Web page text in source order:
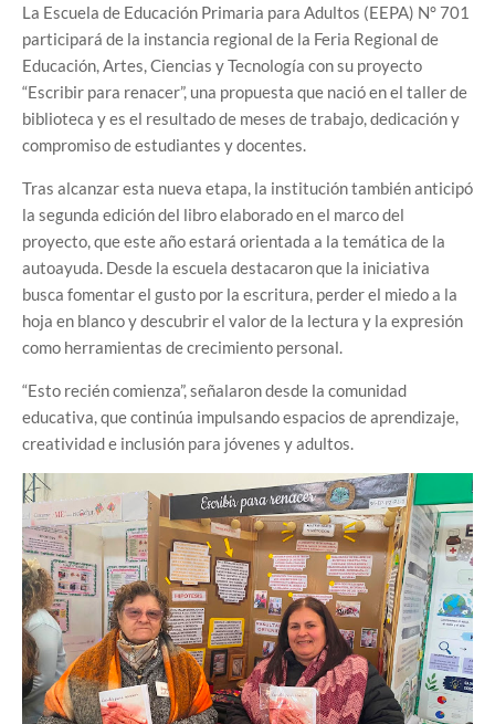
La Escuela de Educación Primaria para Adultos (EEPA) N° 701
participará de la instancia regional de la Feria Regional de
Educación, Artes, Ciencias y Tecnología con su proyecto
“Escribir para renacer”, una propuesta que nació en el taller de
biblioteca y es el resultado de meses de trabajo, dedicación y
compromiso de estudiantes y docentes.
Tras alcanzar esta nueva etapa, la institución también anticipó
la segunda edición del libro elaborado en el marco del
proyecto, que este año estará orientada a la temática de la
autoayuda. Desde la escuela destacaron que la iniciativa
busca fomentar el gusto por la escritura, perder el miedo a la
hoja en blanco y descubrir el valor de la lectura y la expresión
como herramientas de crecimiento personal.
“Esto recién comienza”, señalaron desde la comunidad
educativa, que continúa impulsando espacios de aprendizaje,
creatividad e inclusión para jóvenes y adultos.